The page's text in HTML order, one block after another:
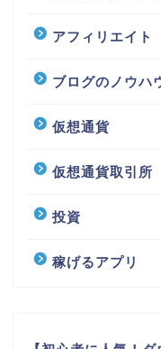
アフィリエイト
ブログのノウハ
仮想通貨
仮想通貨取引所
投資
稼げるアプリ